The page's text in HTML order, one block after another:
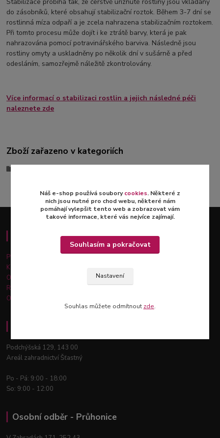
do zásobníků, které obsahují stabilizační roztok. Během 3-7 dní se
rostlinná míza odpaří a je zcela nahrazena stabilizačním roztokem.
Při tomto procesu může dojít i ke ztrátě barvy, která je pak
nahrazována pomocí potravinářského barviva. Následně jsou
rostliny omyty a uskladněny po několik dní v sušárně a před
odesláním, samozřejmě náležitě zkontrolovány.
Více informací o stabilizaci rostlin a jejich následné péči
naleznete zde
Zboží zařazeno v kategoriích
Důležité informace
Platba a doprava
Kontakty
Obchodní podmínky
Reklamace a vrácení zboží
Ochrana osobních údajů
Podchýšská 129, 143 00
Areál zahradnictví Šťastný
Po - Pá: 9:00 - 18:00
So: 9:00 - 12:00
Osobní odběr - Průhonice
Náš e-shop používá souborycookies. Některé z
nich jsou nutné pro chod webu, některé nám
pomáhají vylepšit tento web a zobrazovat vám
takové informace, které vás nejvíce zajímají.
Nastavení
Souhlasím a pokračovat
Souhlas můžete odmítnout zde.